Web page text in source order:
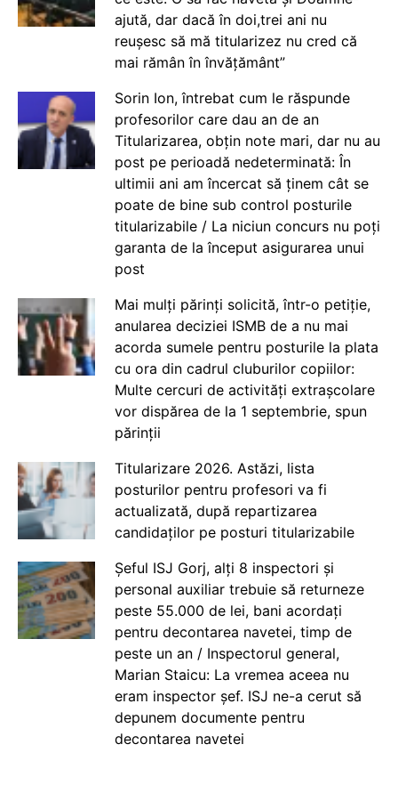
ajută, dar dacă în doi,trei ani nu
reușesc să mă titularizez nu cred că
mai rămân în învățământ”
Sorin Ion, întrebat cum le răspunde
profesorilor care dau an de an
Titularizarea, obțin note mari, dar nu au
post pe perioadă nedeterminată: În
ultimii ani am încercat să ținem cât se
poate de bine sub control posturile
titularizabile / La niciun concurs nu poți
garanta de la început asigurarea unui
post
Mai mulți părinți solicită, într-o petiție,
anularea deciziei ISMB de a nu mai
acorda sumele pentru posturile la plata
cu ora din cadrul cluburilor copiilor:
Multe cercuri de activități extrașcolare
vor dispărea de la 1 septembrie, spun
părinții
Titularizare 2026. Astăzi, lista
posturilor pentru profesori va fi
actualizată, după repartizarea
candidaților pe posturi titularizabile
Șeful ISJ Gorj, alți 8 inspectori și
personal auxiliar trebuie să returneze
peste 55.000 de lei, bani acordați
pentru decontarea navetei, timp de
peste un an / Inspectorul general,
Marian Staicu: La vremea aceea nu
eram inspector șef. ISJ ne-a cerut să
depunem documente pentru
decontarea navetei